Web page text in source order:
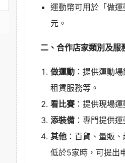
運動幣可用於「做
元。
二、合作店家類別及服
做運動 ：提供運動
租賃服務等。
看比賽 ：提供現場
添裝備 ：專門提供
其他 ：百貨、量販
低於5家時，可提出